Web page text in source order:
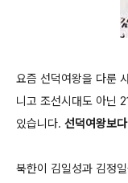
요즘 선덕여왕을 다룬
니고 조선시대도 아닌
있습니다. 선덕여왕보
북한이 김일성과 김정